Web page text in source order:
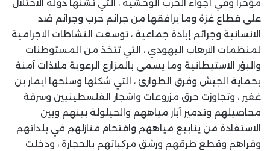
مؤخرا وفي أجواء الحرب الوحشية ، التي تشنها دولة الاحتلال
على قطاع غزة وما يرافقها من جرائم حرب وجرائم ضد
الانسانية وجرائم إبادة جماعية ، توسعت النشاطات الاجرامية
لمنظمات الارهاب اليهودي ، التي تتخذ من المستوطنات
والبؤر الاستيطانية وما يسمى بالمزارع الرعوية ملاذات آمنة
بحماية الجيش وفرق الطوارئ ، التي شكلها وسلحها ايمار بن
غفير ، وتجاوزت حرق مزروعات واشجار الفلسطينيين وسرقة
محاصيلهم وتدمير آبار مياههم والحيلولة بينهم وبين
الاستفادة من ينابيع مياههم واقتحام منازلهم في بلداتهم
وقراهم وقطع طرقهم ورشق مركباتهم بالحجارة ، ودخلت